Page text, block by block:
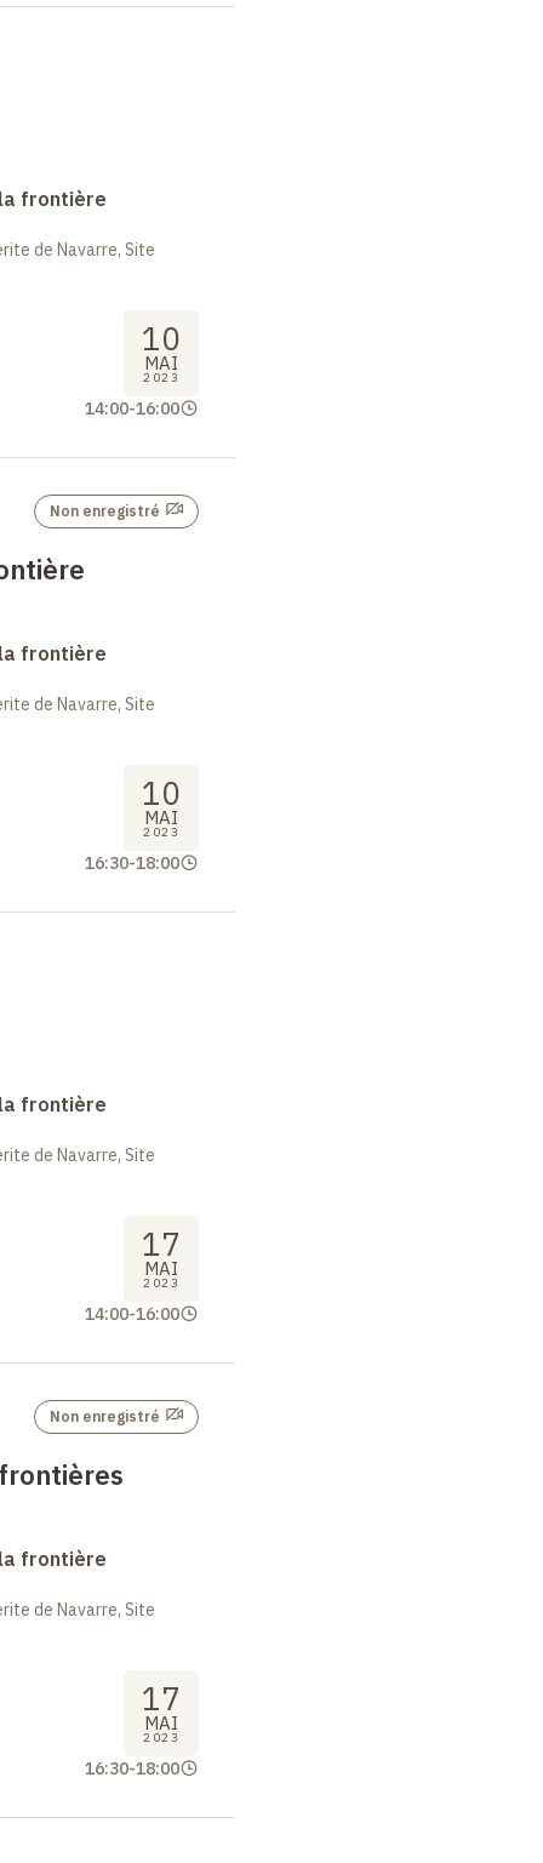
frontière
de Navarre, Site
10
MAI
2023
14:00-16:00
Non enregistré
frontière
de Navarre, Site
10
MAI
2023
16:30-18:00
frontière
de Navarre, Site
17
MAI
2023
14:00-16:00
Non enregistré
frontière
de Navarre, Site
17
MAI
2023
16:30-18:00